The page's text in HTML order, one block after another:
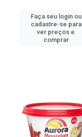
Faça seu login ou
cadastre-se para
ver preços e
comprar